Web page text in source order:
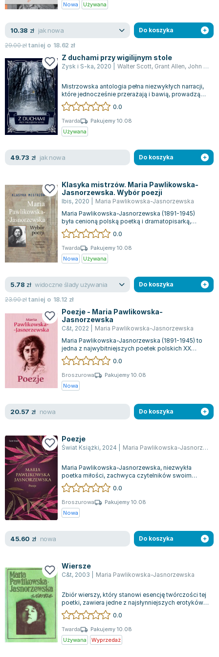
Książki do nauk przyrodniczych dla studentów
Książki do nauk społecznych dla studentów
Książki do nauk ścisłych dla studentów
Prawo - książki dla studentów
Technologia żywności - książki
Zarządzanie i marketing - książki
Nauka języków obcych - książki
Podręczniki dla nauczycieli - metodyka
Repetytoria, testy i materiały pomocnicze
Wanda Chotomska
Józef Ignacy Kraszewski
Clive Staples Lewis
Martyna Wojciechowska
Melissa De la Cruz
Blanka Lipińska
Jaś Kapela
Agatha Christie
Marcin Kowalczyk
Joanna Jabłczyńska
Piotr Kościelny
Jan Piński
Zygmunt Freud
Agata Passent
Michel Moran
Katarzyna Miller
Antoine de Saint Exupery
Lew Tołstoj
Mark Twain
Marcin Meller
Paulina Młynarska
ks. Piotr Pawlukiewicz
Jarosław Sokołowski
Piotr Semka
Joseph Murphy
Jan Sztaudynger
Aleksander Puszkin
Oscar Wilde
Małgorzata Ohme
Maddie Ziegler
Leszek Czarnecki
Maria Seweryn
Eric Helms
Anna Prus (oprac.)
Nela Mała Reporterka
Agnieszka Maciąg
Barbara Wrzesińska
Terry Pratchett
Nowa
Używana
10.38 zł jak nowa
29.00złtaniej o 18.62 zł
Do koszyka
Z duchami przy wigilijnym stole
Zysk i S-ka, 2020 Walter Scott, Grant Allen, John Day
Mistrzowska antologia pełna niezwykłych narracji,
które jednocześnie przerażają i bawią, prowadząc
czytelnika przez świat pełen ta...
0.0
Twarda
Pakujemy 10.08
Używana
49.73 zł jak nowa Do koszyka
Klasyka mistrzów. Maria Pawlikowska-
Jasnorzewska. Wybór poezji
Ibis, 2020
Maria Pawlikowska-Jasnorzewska
Maria Pawlikowska-Jasnorzewska (1891-1945)
była cenioną polską poetką i dramatopisarką,
pochodzącą z rodziny o intelektualnych kor...
0.0
Twarda
Pakujemy 10.08
Nowa
Używana
5.78 zł widoczne ślady używania
23.90złtaniej o 18.12 zł
Do koszyka
Poezje - Maria Pawlikowska-
Jasnorzewska
C&t, 2022
Maria Pawlikowska-Jasnorzewska
Maria Pawlikowska-Jasnorzewska (1891-1945) to
jedna z najwybitniejszych poetek polskich XX
wieku. W jej poezji można odnaleźć głęb...
0.0
Broszurowa
Pakujemy 10.08
Nowa
20.57 zł nowa Do koszyka
Poezje
Świat Książki, 2024 Maria Pawlikowska-Jasnorzewska
Maria Pawlikowska-Jasnorzewska, niezwykła
poetka miłości, zachwyca czytelników swoim
naturalnym i pięknym sposobem opisywania
boga...
0.0
Broszurowa
Pakujemy 10.08
Nowa
45.60 zł nowa Do koszyka
Wiersze
C&t, 2003 Maria Pawlikowska-Jasnorzewska
Zbiór wierszy, który stanowi esencję twórczości tej
poetki, zawiera jedne z najsłynniejszych erotyków.
To dzięki nim autorka zyska...
0.0
Twarda
Pakujemy 10.08
Używana
Wyprzedaż